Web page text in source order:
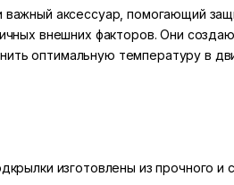
важный аксессуар, помогающий
внешних факторов. Они
оптимальную температуру в
изготовлены из прочного